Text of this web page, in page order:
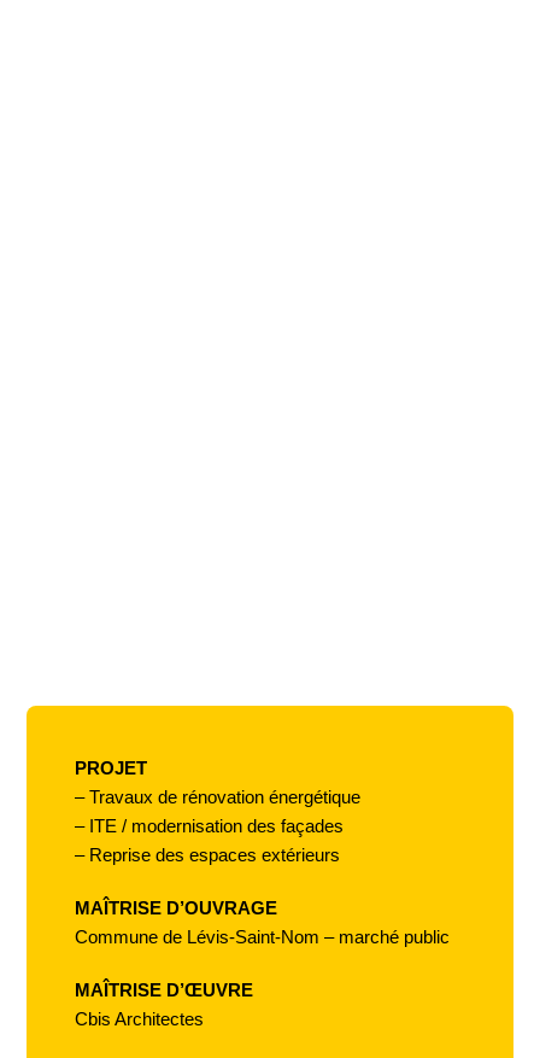
PROJET
– Travaux de rénovation énergétique
– ITE / modernisation des façades
– Reprise des espaces extérieurs
MAÎTRISE D’OUVRAGE
Commune de Lévis-Saint-Nom – marché public
MAÎTRISE D’ŒUVRE
Cbis Architectes